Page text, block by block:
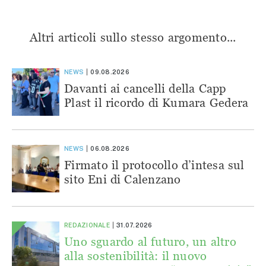
Altri articoli sullo stesso argomento...
NEWS 09.08.2026
Davanti ai cancelli della Capp
Plast il ricordo di Kumara Gedera
NEWS 06.08.2026
Firmato il protocollo d’intesa sul
sito Eni di Calenzano
REDAZIONALE 31.07.2026
Uno sguardo al futuro, un altro
alla sostenibilità: il nuovo